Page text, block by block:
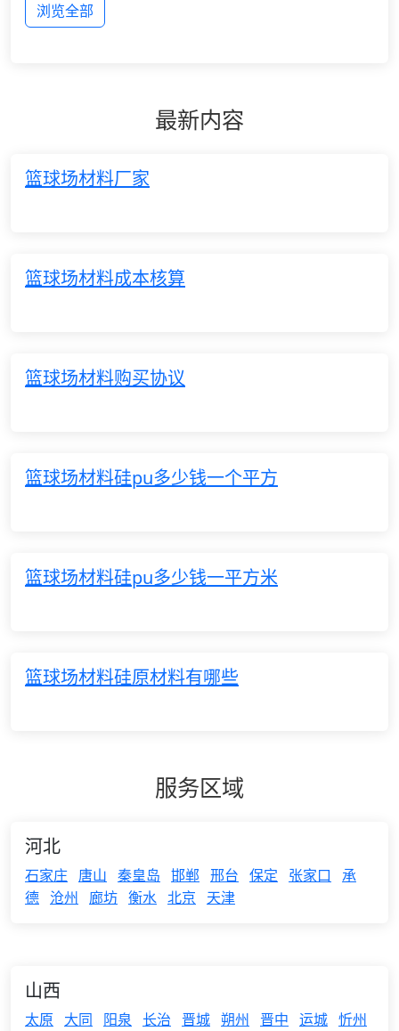
浏览全部
最新内容
篮球场材料厂家
篮球场材料成本核算
篮球场材料购买协议
篮球场材料硅pu多少钱一个平方
篮球场材料硅pu多少钱一平方米
篮球场材料硅原材料有哪些
服务区域
河北
石家庄 唐山 秦皇岛 邯郸 邢台 保定 张家口
承
德 沧州 廊坊 衡水 北京 天津
山西
太原 大同 阳泉 长治 晋城 朔州 晋中 运城 忻州